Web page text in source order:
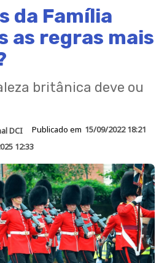
da Família
as regras mais
britânica deve ou
DCI Publicado em 15/09/2022 18:21
12:33